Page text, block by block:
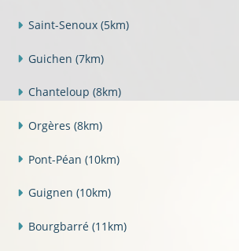
Saint-Senoux (5km)
Guichen (7km)
Chanteloup (8km)
Orgères (8km)
Pont-Péan (10km)
Guignen (10km)
Bourgbarré (11km)